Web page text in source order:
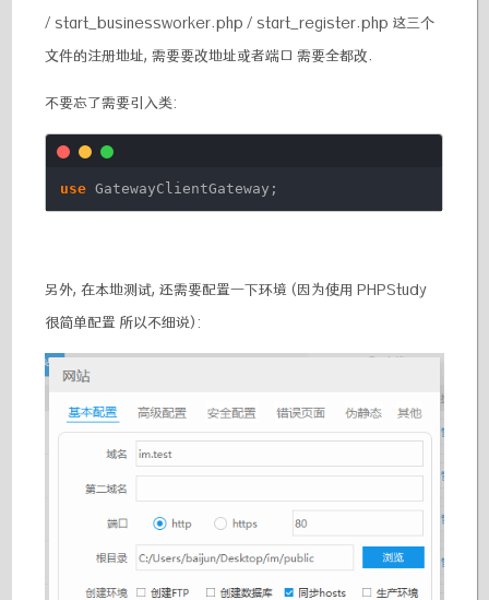
/ start_businessworker.php / start_register.php 这三个
文件的注册地址, 需要要改地址或者端口 需要全都改.
不要忘了需要引入类:
use GatewayClientGateway;
另外, 在本地测试, 还需要配置一下环境 (因为使用 PHPStudy
很简单配置 所以不细说):